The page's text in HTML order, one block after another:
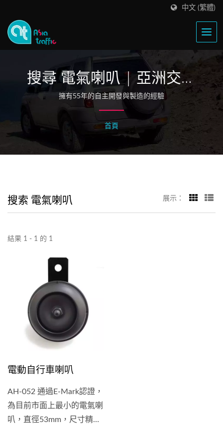
中文 (繁體)
搜尋 電氣喇叭 | 亞洲交通
器材
擁有55年的自主開發與製造的經驗
首頁
搜索 電氣喇叭 展示：
結果 1 - 1 的 1
電動自行車喇叭
AH-052 通過E-Mark認證，
為目前市面上最小的電氣喇
叭，直徑53mm，尺寸精